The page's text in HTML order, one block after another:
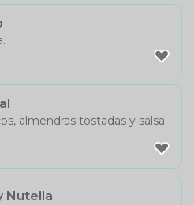
almendras tostadas y salsa
Nutella